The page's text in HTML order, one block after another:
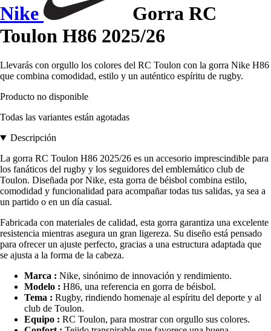
Nike
Gorra RC
Toulon H86 2025/26
Llevarás con orgullo los colores del RC Toulon con la gorra Nike H86
que combina comodidad, estilo y un auténtico espíritu de rugby.
Producto no disponible
Todas las variantes están agotadas
Descripción
La gorra RC Toulon H86 2025/26 es un accesorio imprescindible para
los fanáticos del rugby y los seguidores del emblemático club de
Toulon. Diseñada por Nike, esta gorra de béisbol combina estilo,
comodidad y funcionalidad para acompañar todas tus salidas, ya sea a
un partido o en un día casual.
Fabricada con materiales de calidad, esta gorra garantiza una excelente
resistencia mientras asegura un gran ligereza. Su diseño está pensado
para ofrecer un ajuste perfecto, gracias a una estructura adaptada que
se ajusta a la forma de la cabeza.
Marca : Nike, sinónimo de innovación y rendimiento.
Modelo : H86, una referencia en gorra de béisbol.
Tema : Rugby, rindiendo homenaje al espíritu del deporte y al
club de Toulon.
Equipo : RC Toulon, para mostrar con orgullo sus colores.